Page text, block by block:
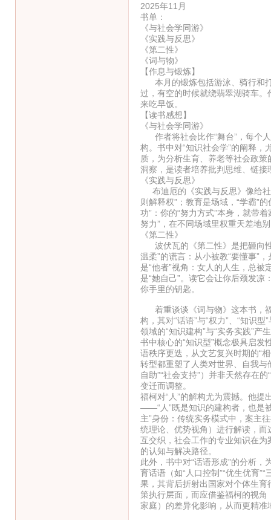
2025年11月
书单：
《与社会学同游》
《实践与反思》
《第二性》
《词与物》
【作息与锻炼】
本月的锻炼包括游泳、骑行和打
过，有空的时候就绕翡翠湖骑车
来吃早饭。
【读书感想】
《与社会学同游》
作者将社会比作“舞台”，每个人
构。书中对“知识社会学”的阐释
质，为分析生育、养老等社会政
洞察，是读者培养批判思维、链接
《实践与反思》
布迪厄的《实践与反思》像给社
则解释权”；教育是场域，“学霸”
功”：你的“努力方式”本身，就带
努力”，在不同场域里权重天差地
《第二性》
波伏瓦的《第二性》是把砸向性
温柔”的谎言：从小被教“要懂事”
是“他者”视角：女人的人生，总
是“她自己”。读它会让你后颈发
你手里的钥匙。
着重谈谈《词与物》这本书，福
构，其对“话语”与“权力”、“知识
领域的“知识建构”与“实务实践”产
书中核心的“知识型”概念极具启
语秩序更迭，从文艺复兴时期的“
转型都重塑了人类对世界、自我与
自助”“社会支持”）并非天然存在
变迁而调整。
福柯对“人”的解构尤为震撼。他提
——“人”既是知识的建构者，也是
主”身份：传统实务模式中，案主
统理论、优势视角）进行解读，
互交织，社会工作的专业知识在
的认知与解决路径。
此外，书中对“话语形成”的分析
育话语（如“人口控制”“优生优育
果，其背后折射出国家对个体生
策执行层面，而应借鉴福柯的视
家庭）的差异化影响，从而更精